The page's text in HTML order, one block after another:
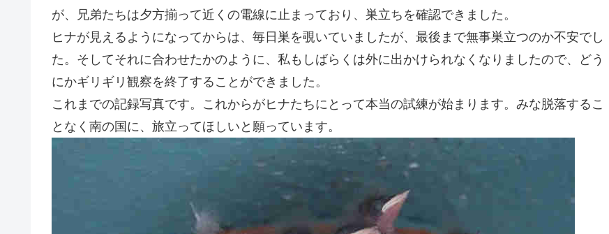
が、兄弟たちは夕方揃って近くの電線に止まっており、巣立ちを確認できました。
ヒナが見えるようになってからは、毎日巣を覗いていましたが、最後まで無事巣立つのか不安でし
た。そしてそれに合わせたかのように、私もしばらくは外に出かけられなくなりましたので、どう
にかギリギリ観察を終了することができました。
これまでの記録写真です。これからがヒナたちにとって本当の試練が始まります。みな脱落するこ
となく南の国に、旅立ってほしいと願っています。